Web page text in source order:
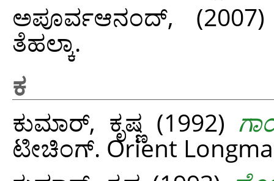
ಅಪೂರ್ವಆನಂದ್,
ತೆಹಲ್ಕಾ.
ಕ
ಕುಮಾರ್‌, ಕೃಷ್ಣ (1992)
ಟೀಚಿಂಗ್‌. Orient